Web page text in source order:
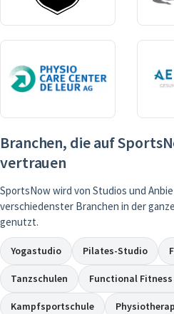
Branchen, die auf
vertrauen
SportsNow wird von Studios und
verschiedenster Branchen in der
genutzt.
Yogastudio Pilates-Studio
Tanzschulen Functional Fitness
Kampfsportschule